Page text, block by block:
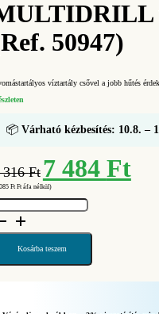
50947)
víztartály csővel a jobb hűtés
📦 Várható kézbesítés: 10.8. –
316Ft
Original
price
was:
8
7 484 Ftprice
FtFt áfa nélkül)
Kosárba teszem